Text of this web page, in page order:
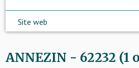
Site web
ANNEZIN - 62232 (1